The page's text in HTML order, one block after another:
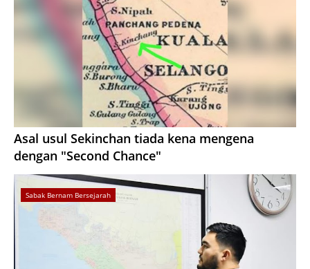
Asal usul Sekinchan tiada kena mengena
dengan "Second Chance"
Sabak Bernam Bersejarah